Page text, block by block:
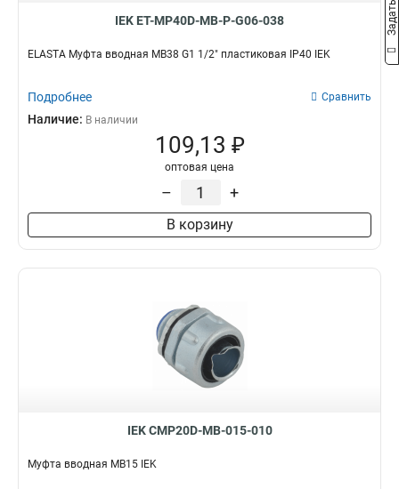
IEK ET-MP40D-MB-P-G06-038
ELASTA Муфта вводная MB38 G1 1/2" пластиковая IP40 IEK
Подробнее Сравнить
Наличие: В наличии
109,13 ₽
оптовая цена
– +
В корзину
IEK CMP20D-MB-015-010
Муфта вводная MB15 IEK